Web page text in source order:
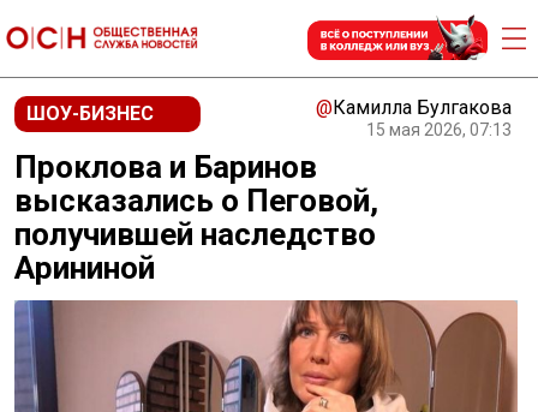
ШОУ-БИЗНЕС @Камилла Булгакова
15 мая 2026, 07:13
Проклова и Баринов
высказались о Пеговой,
получившей наследство
Арининой